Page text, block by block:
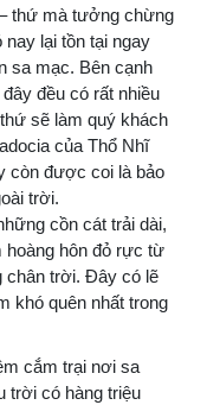
thứ mà tưởng chừng
lại tồn tại ngay
sa mạc. Bên cạnh
đều có rất nhiều
sẽ làm quý khách
của Thổ Nhĩ
còn được coi là bảo
trời.
cồn cát trải dài,
hôn đỏ rực từ
chân trời. Đây có lẽ
khó quên nhất trong
cắm trại nơi sa
trời có hàng triệu